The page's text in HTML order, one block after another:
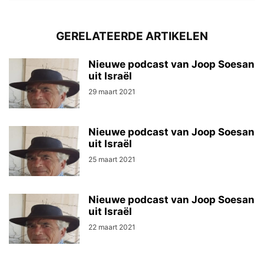
GERELATEERDE ARTIKELEN
Nieuwe podcast van Joop Soesan
uit Israël
29 maart 2021
Nieuwe podcast van Joop Soesan
uit Israël
25 maart 2021
Nieuwe podcast van Joop Soesan
uit Israël
22 maart 2021